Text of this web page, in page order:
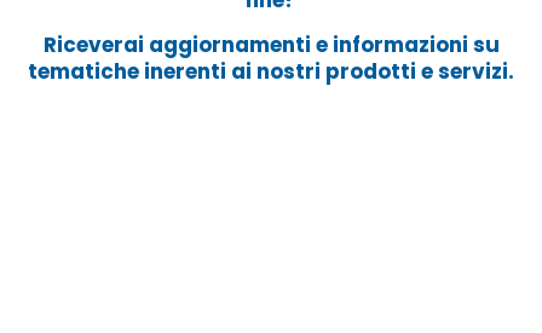
Riceverai aggiornamenti e informazioni su
tematiche inerenti ai nostri prodotti e servizi.